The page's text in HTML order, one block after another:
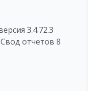
3.4.72.3
отчетов 8